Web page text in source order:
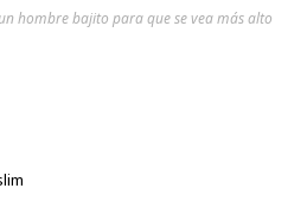
hombre bajito para que se vea más alto